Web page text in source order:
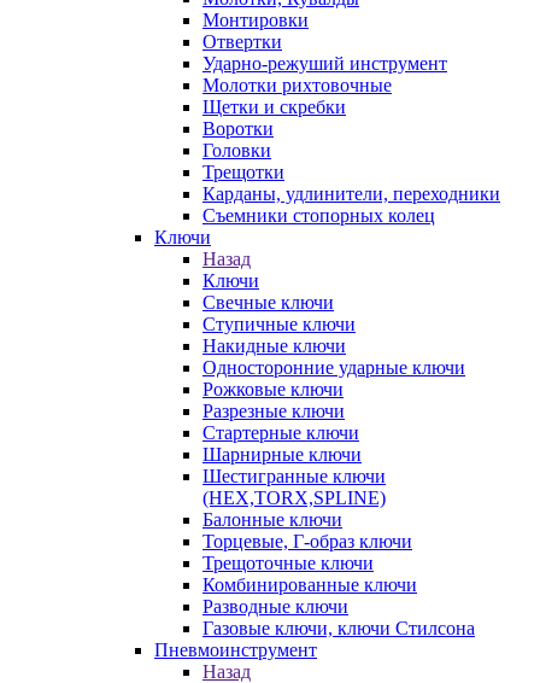
Монтировки
Отвертки
Ударно-режуший инструмент
Молотки рихтовочные
Щетки и скребки
Воротки
Головки
Трещотки
Карданы, удлинители, переходники
Съемники стопорных колец
Ключи
Назад
Ключи
Свечные ключи
Ступичные ключи
Накидные ключи
Односторонние ударные ключи
Рожковые ключи
Разрезные ключи
Стартерные ключи
Шарнирные ключи
Шестигранные ключи
(HEX,TORX,SPLINE)
Балонные ключи
Торцевые, Г-образ ключи
Трещоточные ключи
Комбинированные ключи
Разводные ключи
Газовые ключи, ключи Стилсона
Пневмоинструмент
Назад